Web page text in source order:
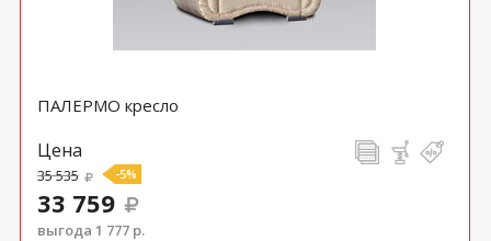
ПАЛЕРМО кресло
Цена
35 535 -5%
33 759
выгода 1 777 р.